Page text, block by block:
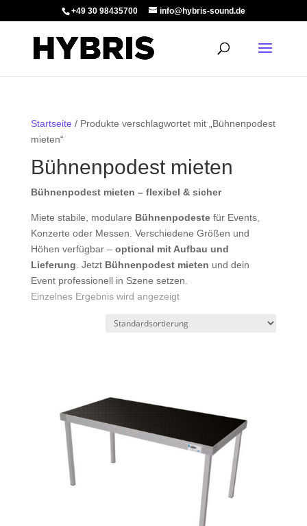
+49 30 98435700 info@hybris-sound.de
Startseite / Produkte verschlagwortet mit „Bühnenpodest
mieten“
Bühnenpodest mieten
Bühnenpodest mieten – flexibel & sicher
Miete stabile, modulare Bühnenpodestefür Events,
Konzerte oder Messen. Verschiedene Größen und
Höhen verfügbar – optional mit Aufbau und
Lieferung . Jetzt Bühnenpodest mieten und dein
Event professionell in Szene setzen.
Einzelnes Ergebnis wird angezeigt